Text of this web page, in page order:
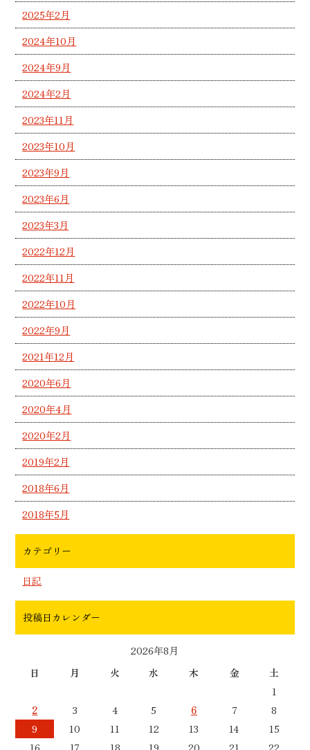
2025年2月
2024年10月
2024年9月
2024年2月
2023年11月
2023年10月
2023年9月
2023年6月
2023年3月
2022年12月
2022年11月
2022年10月
2022年9月
2021年12月
2020年6月
2020年4月
2020年2月
2019年2月
2018年6月
2018年5月
カテゴリー
日記
投稿日カレンダー
2026年8月
日
月 火 水 木 金
土
1
2
3 4 5 6 7
8
9
10 11 12 13 14
15
16
17 18 19 20 21 22